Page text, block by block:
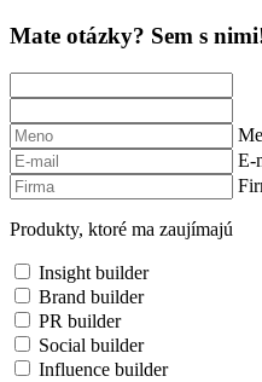
Mate otázky? Sem s
E-
Produkty, ktoré ma zaujímajú
Insight builder
Brand builder
PR builder
Social builder
Influence builder